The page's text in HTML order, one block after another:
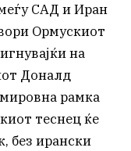
САД и Иран
Ормускиот
на
Доналд
рамка
теснец ќе
без ирански